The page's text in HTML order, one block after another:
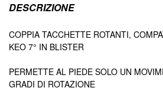
DESCRIZIONE
COPPIA TACCHETTE ROTANTI,
KEO 7° IN BLISTER
PERMETTE AL PIEDE SOLO UN
GRADI DI ROTAZIONE